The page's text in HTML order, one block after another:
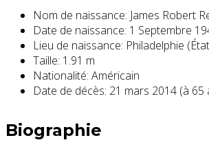
Nom de naissance: James Robert
Date de naissance: 1 Septembre
Lieu de naissance: Philadelphie
Taille: 1.91 m
Nationalité: Américain
Date de décès: 21 mars 2014 (à 65
Biographie